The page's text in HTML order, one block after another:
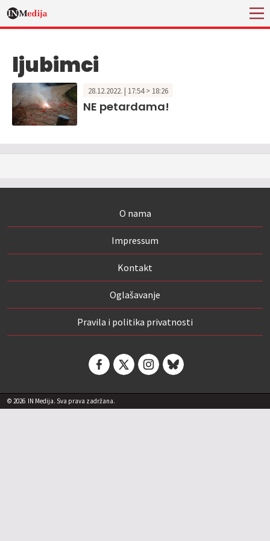
ljubimci
28.12.2022. | 17:54 > 18:26
NE petardama!
O nama
Impressum
Kontakt
Oglašavanje
Pravila i politika privatnosti
© 2026 IN Medija. Sva prava zadržana.